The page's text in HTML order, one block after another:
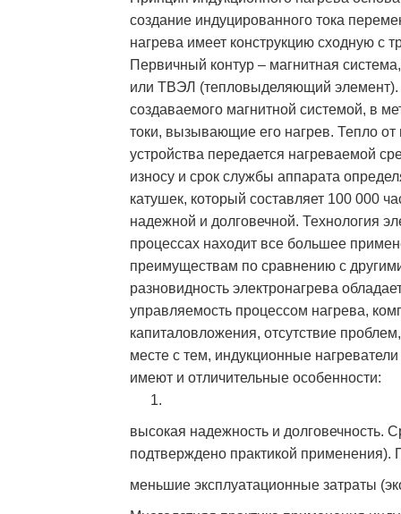
создание индуцированного тока
нагрева имеет конструкцию сходную с
Первичный контур – магнитная
или ТВЭЛ (тепловыделяющий элемент).
создаваемого магнитной системой, в
токи, вызывающие его нагрев. Тепло от
устройства передается нагреваемой
износу и срок службы аппарата
катушек, который составляет 100 000
надежной и долговечной. Технология
процессах находит все большее
преимуществам по сравнению с
разновидность электронагрева
управляемость процессом нагрева,
капиталовложения, отсутствие
месте с тем, индукционные
имеют и отличительные особенности:
высокая надежность и долговечность.
подтверждено практикой
меньшие эксплуатационные затраты